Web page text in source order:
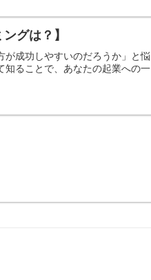
グは？】
が成功しやすいのだろうか」と悩
知ることで、あなたの起業への一